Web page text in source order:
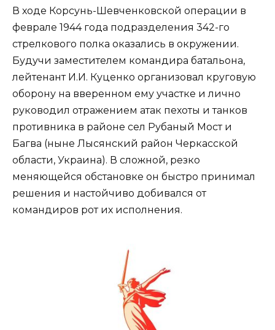
В ходе Корсунь-Шевченковской операции в
феврале 1944 года подразделения 342-го
стрелкового полка оказались в окружении.
Будучи заместителем командира батальона,
лейтенант И.И. Куценко организовал круговую
оборону на вверенном ему участке и лично
руководил отражением атак пехоты и танков
противника в районе сел Рубаный Мост и
Багва (ныне Лысянский район Черкасской
области, Украина). В сложной, резко
меняющейся обстановке он быстро принимал
решения и настойчиво добивался от
командиров рот их исполнения.